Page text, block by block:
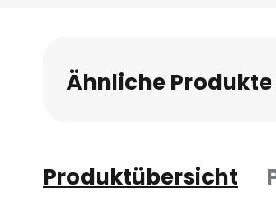
Ähnliche
Produktübersicht